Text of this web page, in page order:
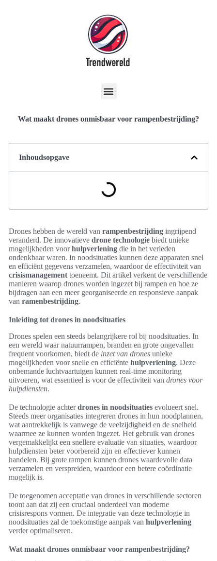
Wat maakt drones onmisbaar voor rampenbestrijding?
Inhoudsopgave
Drones hebben de wereld van rampenbestrijding ingrijpend
veranderd. De innovatieve drone technologie biedt unieke
mogelijkheden voorhulpverlening die in het verleden
ondenkbaar waren. In noodsituaties kunnen deze apparaten snel
en efficiënt gegevens verzamelen, waardoor de effectiviteit van
crisismanagement toeneemt. Dit artikel verkent de verschillende
manieren waarop drones worden ingezet bij rampen en hoe ze
bijdragen aan een meer georganiseerde en responsieve aanpak
van ramenbestrijding.
Inleiding tot drones in noodsituaties
Drones spelen een steeds belangrijkere rol bij noodsituaties. In
een wereld waar natuurrampen, branden en grote ongevallen
frequent voorkomen, biedt de inzet van drones unieke
mogelijkheden voor snelle en efficiënte hulpverlening. Deze
onbemande luchtvaartuigen kunnen real-time monitoring
uitvoeren, wat essentieel is voor de effectiviteit van drones voor
hulpdiensten.
De technologie achterdrones in noodsituaties evolueert snel.
Steeds meer organisaties integreren drones in hun noodplannen,
wat aantrekkelijk is vanwege de veelzijdigheid en de snelheid
waarmee ze kunnen worden ingezet. Het gebruik van drones
vergemakkelijkt een snellere evaluatie van situaties, waardoor
hulpdiensten beter voorbereid zijn en effectiever kunnen
handelen. Bij grote rampen kunnen drones waardevolle data
verzamelen en verspreiden, waardoor een betere coördinatie
mogelijk is.
De toegenomen acceptatie van drones in verschillende sectoren
toont aan dat zij een cruciaal onderdeel van moderne
crisisrespons vormen. De integratie van deze technologie in
noodsituaties zal de toekomstige aanpak van hulpverlening
verder optimaliseren.
Wat maakt drones onmisbaar voor rampenbestrijding?